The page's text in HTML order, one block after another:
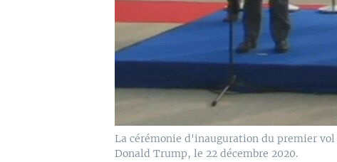
La cérémonie d'inauguration du premier
Donald Trump, le 22 décembre 2020.